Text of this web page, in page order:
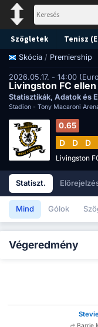
Szögletek Tenisz
Skócia / Premiership
2026.05.17. - 14:00
Livingston FC
Statisztikák, Adatok és
Stadion - Tony Macaroni
0.65
D D D
Livingston
Statiszt.
Mind Gólok
Végeredmény
Barrie